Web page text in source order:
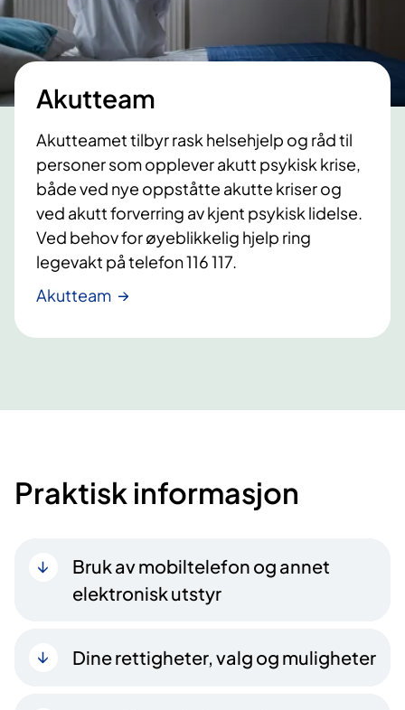
Akutteam
Akutteamet tilbyr rask helsehjelp og råd til
personer som opplever akutt psykisk krise,
både ved nye oppståtte akutte kriser og
ved akutt forverring av kjent psykisk lidelse.
Ved behov for øyeblikkelig hjelp ring
legevakt på telefon 116 117.
Akutteam
Praktisk informasjon
Bruk av mobiltelefon og annet
elektronisk utstyr
Dine rettigheter, valg og muligheter